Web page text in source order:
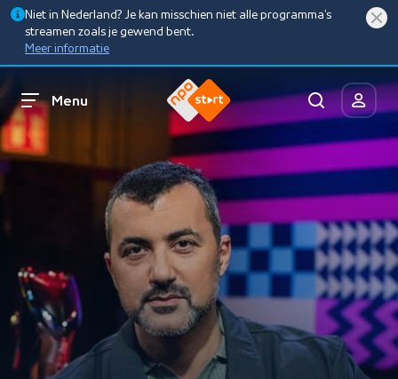
Niet in Nederland? Je kan misschien niet alle programma’s
streamen zoals je gewend bent.
Meer informatie
Menu